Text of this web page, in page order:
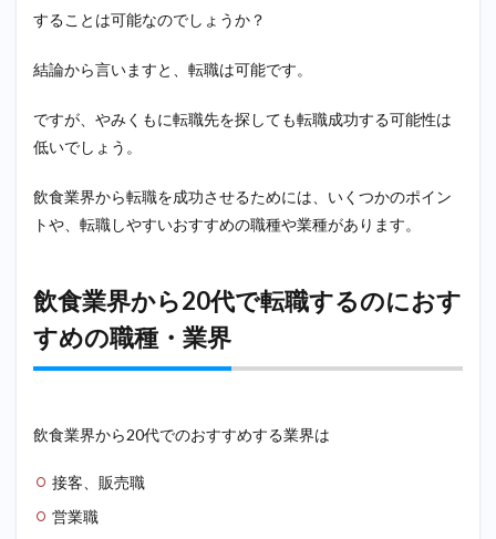
doda
パソ
ナキ
ャリ
まと
することは可能なのでしょうか？
結論から言いますと、転職は可能です。
ですが、やみくもに転職先を探しても転職成功する可能性は
低いでしょう。
飲食業界から転職を成功させるためには、いくつかのポイン
トや、転職しやすいおすすめの職種や業種があります。
飲食業界から20代で転職するのにおす
すめの職種・業界
飲食業界から20代でのおすすめする業界は
接客、販売職
営業職